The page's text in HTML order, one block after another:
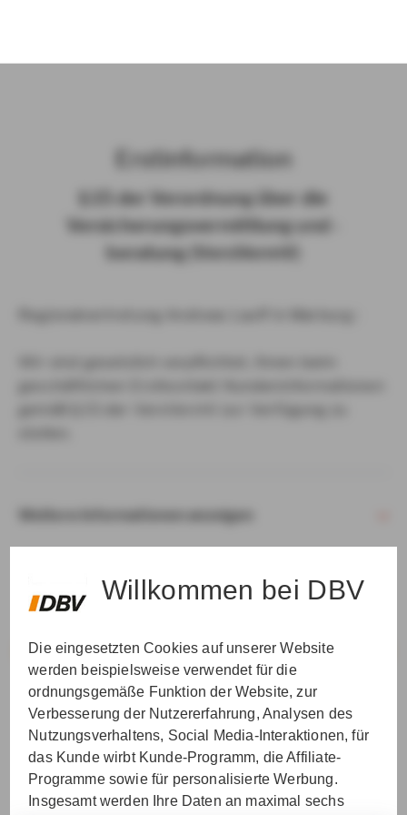
Willkommen bei DBV
Die eingesetzten Cookies auf unserer Website
werden beispielsweise verwendet für die
ordnungsgemäße Funktion der Website, zur
Verbesserung der Nutzererfahrung, Analysen des
Nutzungsverhaltens, Social Media-Interaktionen, für
das Kunde wirbt Kunde-Programm, die Affiliate-
Programme sowie für personalisierte Werbung.
Insgesamt werden Ihre Daten an maximal sechs
Erst­in­for­ma­ti­on
§ 15 der Ver­ord­nung über die
Ver­si­che­rungs­ver­mitt­lung und -​
beratung (Vers­VermV)
Weitere Informationen anzeigen
VER­STAN­DEN & WEI­TER